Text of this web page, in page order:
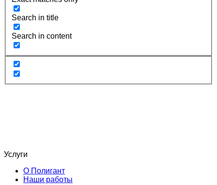
Search in title
Search in content
Услуги
О Полигант
Наши работы